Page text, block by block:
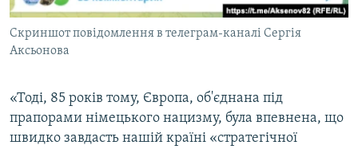
Скриншот повідомлення в телеграм-каналі Сергія
Аксьонова
«Тоді, 85 років тому, Європа, об'єднана під
прапорами німецького нацизму, була впевнена, що
швидко завдасть нашій країні «стратегічної